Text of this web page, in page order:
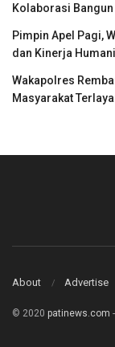
Kolaborasi
Pimpin Apel Pagi,
dan Kinerja
Wakapolres
Masyarakat
About Advertise
© 2020 patinews.com